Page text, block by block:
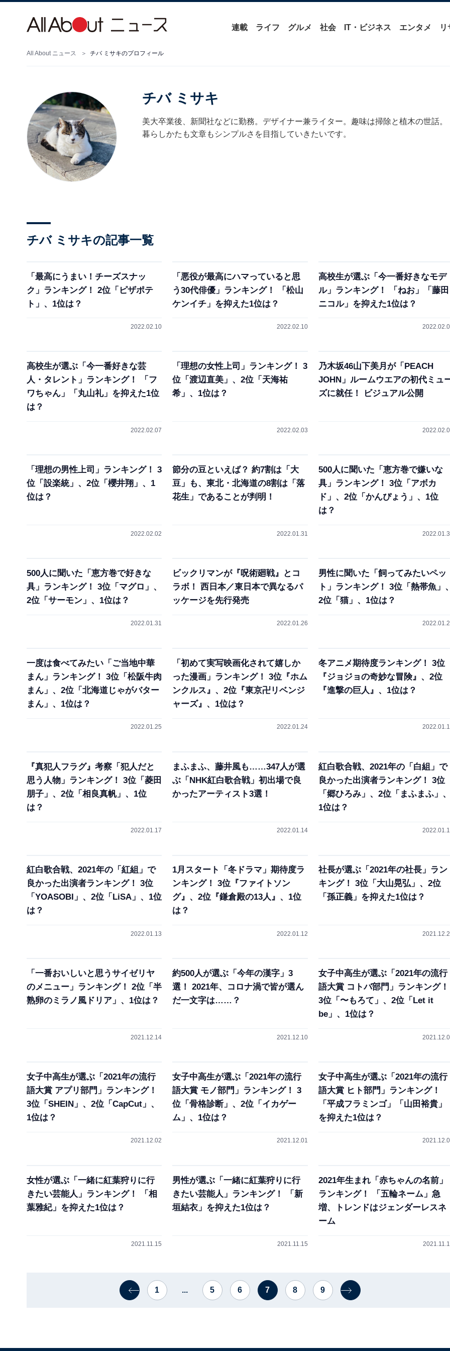
連載 ライフ グルメ 社会 IT・ビジネス エンタメ リ
All About ニュース チバ ミサキのプロフィール
チバ ミサキ
美大卒業後、新聞社などに勤務。デザイナー兼ライター。趣味は掃除と植木の世話。
暮らしかたも文章もシンプルさを目指していきたいです。
チバ ミサキの記事一覧
「最高にうまい！チーズスナッ
ク」ランキング！ 2位「ピザポテ
ト」、1位は？
2022.02.10
「悪役が最高にハマっていると思
う30代俳優」ランキング！ 「松山
ケンイチ」を抑えた1位は？
2022.02.10
高校生が選ぶ「今一番好きなモデ
ル」ランキング！ 「ねお」「藤田
ニコル」を抑えた1位は？
高校生が選ぶ「今一番好きな芸
人・タレント」ランキング！ 「フ
ワちゃん」「丸山礼」を抑えた1位
は？
2022.02.07
「理想の女性上司」ランキング！ 3
位「渡辺直美」、2位「天海祐
希」、1位は？
2022.02.03
乃木坂46山下美月が「PEACH
JOHN」ルームウエアの初代ミュ
ズに就任！ ビジュアル公開
「理想の男性上司」ランキング！ 3
位「設楽統」、2位「櫻井翔」、1
位は？
2022.02.02
節分の豆といえば？ 約7割は「大
豆」も、東北・北海道の8割は「落
花生」であることが判明！
2022.01.31
500人に聞いた「恵方巻で嫌いな
具」ランキング！ 3位「アボカ
ド」、2位「かんぴょう」、1位
は？
500人に聞いた「恵方巻で好きな
具」ランキング！ 3位「マグロ」、
2位「サーモン」、1位は？
2022.01.31
ビックリマンが『呪術廻戦』とコ
ラボ！ 西日本／東日本で異なるパ
ッケージを先行発売
2022.01.26
男性に聞いた「飼ってみたいペッ
ト」ランキング！ 3位「熱帯魚」、
2位「猫」、1位は？
一度は食べてみたい「ご当地中華
まん」ランキング！ 3位「松阪牛肉
まん」、2位「北海道じゃがバター
まん」、1位は？
2022.01.25
「初めて実写映画化されて嬉しか
った漫画」ランキング！ 3位『ホム
ンクルス』、2位『東京卍リベンジ
ャーズ』、1位は？
2022.01.24
冬アニメ期待度ランキング！ 3位
『ジョジョの奇妙な冒険』、2位
『進撃の巨人』、1位は？
『真犯人フラグ』考察「犯人だと
思う人物」ランキング！ 3位「菱田
朋子」、2位「相良真帆」、1位
は？
2022.01.17
まふまふ、藤井風も……347人が選
ぶ「NHK紅白歌合戦」初出場で良
かったアーティスト3選！
2022.01.14
紅白歌合戦、2021年の「白組」で
良かった出演者ランキング！ 3位
「郷ひろみ」、2位「まふまふ」、
1位は？
紅白歌合戦、2021年の「紅組」で
良かった出演者ランキング！ 3位
「YOASOBI」、2位「LiSA」、1位
は？
2022.01.13
1月スタート「冬ドラマ」期待度ラ
ンキング！ 3位『ファイトソン
グ』、2位『鎌倉殿の13人』、1位
は？
2022.01.12
社長が選ぶ「2021年の社長」ラン
キング！ 3位「大山晃弘」、2位
「孫正義」を抑えた1位は？
「一番おいしいと思うサイゼリヤ
のメニュー」ランキング！ 2位「半
熟卵のミラノ風ドリア」、1位は？
2021.12.14
約500人が選ぶ「今年の漢字」3
選！ 2021年、コロナ渦で皆が選ん
だ一文字は……？
2021.12.10
女子中高生が選ぶ「2021年の流行
語大賞 コトバ部門」ランキング！
3位「〜もろて」、2位「Let it
be」、1位は？
女子中高生が選ぶ「2021年の流行
語大賞 アプリ部門」ランキング！
3位「SHEIN」、2位「CapCut」、
1位は？
2021.12.02
女子中高生が選ぶ「2021年の流行
語大賞 モノ部門」ランキング！ 3
位「骨格診断」、2位「イカゲー
ム」、1位は？
2021.12.01
女子中高生が選ぶ「2021年の流行
語大賞 ヒト部門」ランキング！
「平成フラミンゴ」「山田裕貴」
を抑えた1位は？
女性が選ぶ「一緒に紅葉狩りに行
きたい芸能人」ランキング！ 「相
葉雅紀」を抑えた1位は？
2021.11.15
男性が選ぶ「一緒に紅葉狩りに行
きたい芸能人」ランキング！ 「新
垣結衣」を抑えた1位は？
2021.11.15
2021年生まれ「赤ちゃんの名前」
ランキング！ 「五輪ネーム」急
増、トレンドはジェンダーレスネ
ーム
1 ... 5 6 7 8 9